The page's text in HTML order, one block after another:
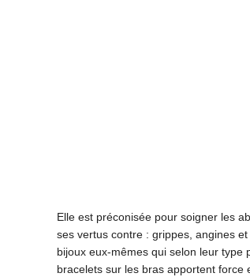
Elle est préconisée pour soigner les
ses vertus contre : grippes, angines
bijoux eux-mêmes qui selon leur type
bracelets sur les bras apportent force